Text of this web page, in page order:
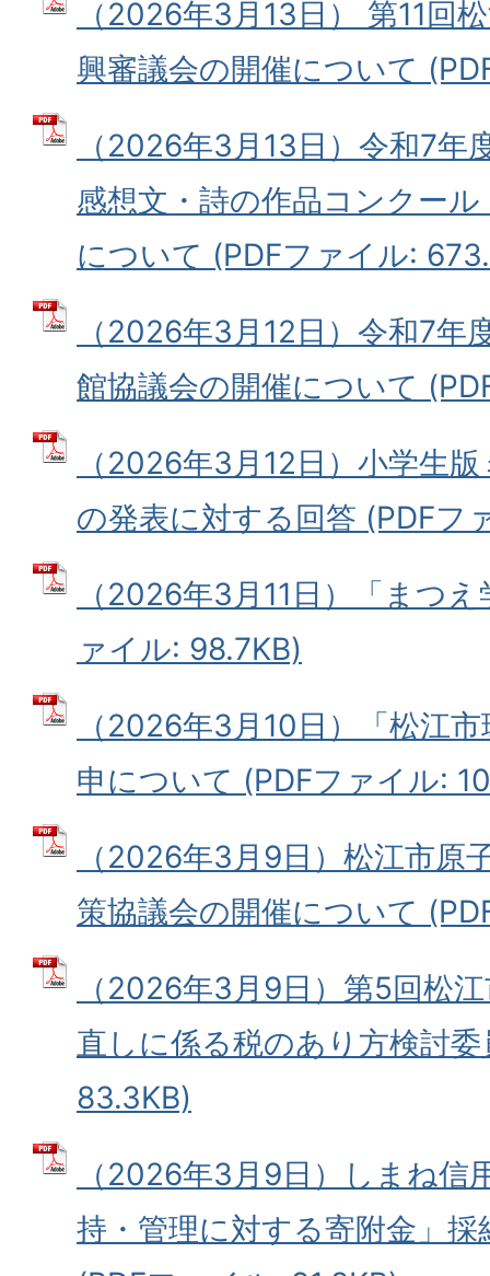
（2026年3月13日） 第11回
興審議会の開催について
（2026年3月13日）令和7年
感想文・詩の作品コンクー
について (PDFファイル:
（2026年3月12日）令和7年
館協議会の開催について
（2026年3月12日）小学生
の発表に対する回答 (PDFフ
（2026年3月11日）「まつ
ァイル: 98.7KB)
（2026年3月10日）「松江
申について (PDFファイル:
（2026年3月9日）松江市原
策協議会の開催について
（2026年3月9日）第5回松
直しに係る税のあり方検討
83.3KB)
（2026年3月9日）しまね信
持・管理に対する寄附金」